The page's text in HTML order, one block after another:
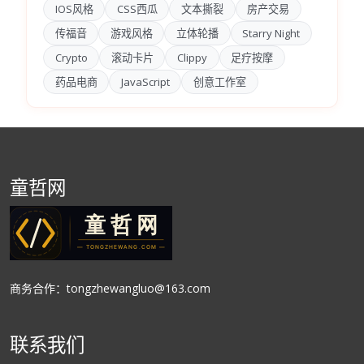
IOS风格 CSS西瓜 文本撕裂
房产交易
传福音
游戏风格 立体轮播
Starry Night
Crypto
滚动卡片 Clippy
足疗按摩
药品电商
JavaScript 创意工作室
童哲网
商务合作：tongzhewangluo@163.com
联系我们